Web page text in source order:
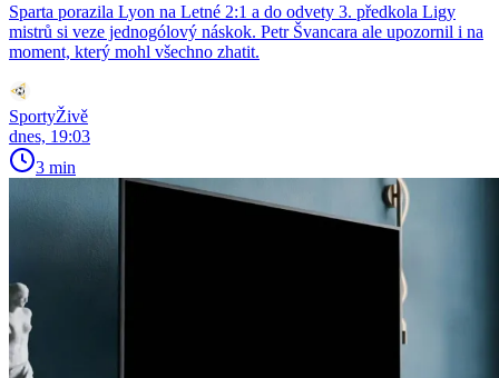
Sparta porazila Lyon na Letné 2:1 a do odvety 3. předkola Ligy
mistrů si veze jednogólový náskok. Petr Švancara ale upozornil i na
moment, který mohl všechno zhatit.
SportyŽivě
dnes, 19:03
3 min